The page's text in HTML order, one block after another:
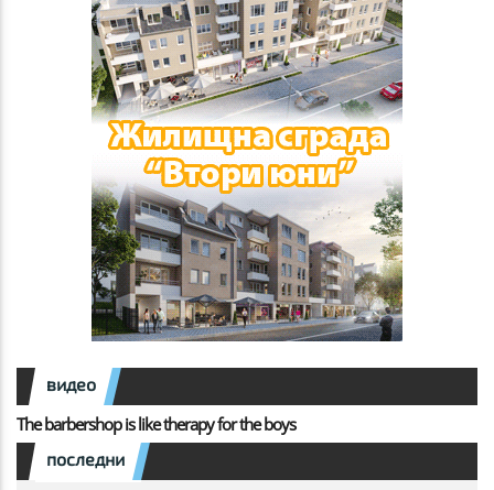
видео
The barbershop is like therapy for the boys
последни